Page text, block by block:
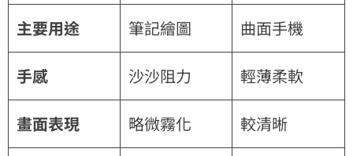
主要用途 筆記繪圖 曲面手機
手感 沙沙阻力 輕薄柔軟
畫面表現 略微霧化 較清晰